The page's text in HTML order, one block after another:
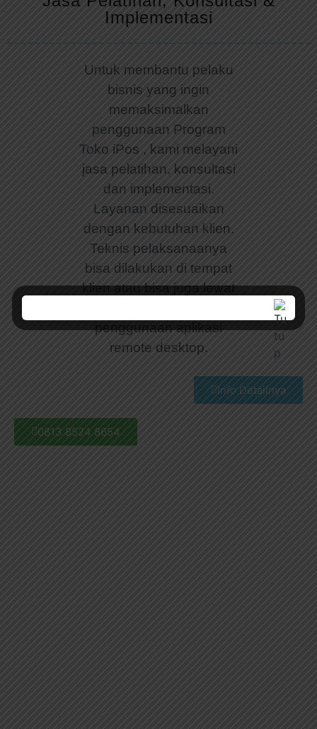
Implementasi
Untuk membantu pelaku
bisnis yang ingin
memaksimalkan
penggunaan Program
Toko iPos , kami melayani
jasa pelatihan, konsultasi
dan implementasi.
Layanan disesuaikan
dengan kebutuhan klien.
Teknis pelaksanaanya
bisa dilakukan di tempat
klien atau bisa juga lewat
penggunaan aplikasi
remote desktop.
Info Detailnya
0813 8524 8654